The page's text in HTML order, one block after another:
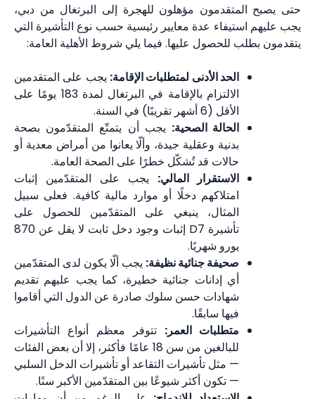
حتى يصبح المتقدمون مؤهلون للهجرة إلى البرتغال من دبي،
يجب عليهم استيفاء عدة معايير رئيسية حسب نوع التأشيرة التي
يتقدمون بطلب للحصول عليها. فيما يلي شروط الأهلية العامة:
الحد الأدنى لمتطلبات الإقامة: يجب على المتقدمين
الالتزام بالإقامة في البرتغال لمدة 183 يومًا على
الأقل (6 أشهر تقريبًا) في السنة.
الحالة الصحية: يجب أن يتمتّع المتقدّمون بصحة
بدنية وعقلية جيدة، وألّا يعانوا من أمراض معدية أو
حالات قد تُشكّل خطرًا على الصحة العامة.
الاستقرار المالي: يجب على المتقدّمين إثبات
امتلاكهم دخلًا أو موارد مالية كافية. فعلى سبيل
المثال، ينبغي على المتقدّمين للحصول على
تأشيرة D7 إثبات وجود دخل ثابت لا يقل عن 870
يورو شهريًا.
صحيفة جنائية نظيفة: يجب ألّا يكون لدى المتقدّمين
أي إدانات جنائية خطيرة، كما يجب عليهم تقديم
شهادات حسن سلوك صادرة عن الدول التي أقاموا
فيها سابقًا.
متطلبات العمر: تتوفر معظم أنواع التأشيرات
للبالغين من سن 18 عامًا فأكثر، إلا أن بعض الفئات
— مثل تأشيرات التقاعد أو تأشيرات الدخل السلبي
— تكون أكثر شيوعًا بين المتقدّمين الأكبر سنًا.